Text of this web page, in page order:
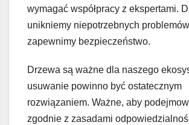
wymagać współpracy z ekspertami.
unikniemy niepotrzebnych
zapewnimy bezpieczeństwo.
Drzewa są ważne dla naszego
usuwanie powinno być ostatecznym
rozwiązaniem. Ważne, aby
zgodnie z zasadami